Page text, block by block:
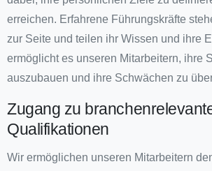
erreichen. Erfahrene Führungskräfte
zur Seite und teilen ihr Wissen und ihre
ermöglicht es unseren Mitarbeitern, ihre
auszubauen und ihre Schwächen zu
Zugang zu
Qualifikationen
Wir ermöglichen unseren Mitarbeitern